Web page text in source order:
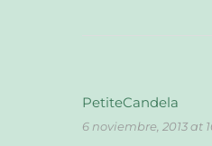
PetiteCandela
6 noviembre, 2013 at